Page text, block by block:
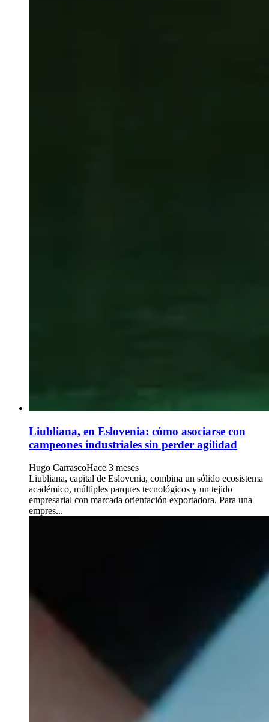
Liubliana, en Eslovenia: cómo asociarse con
campeones industriales sin perder agilidad
Hugo CarrascoHace 3 meses
Liubliana, capital de Eslovenia, combina un sólido ecosistema
académico, múltiples parques tecnológicos y un tejido
empresarial con marcada orientación exportadora. Para una
empres...